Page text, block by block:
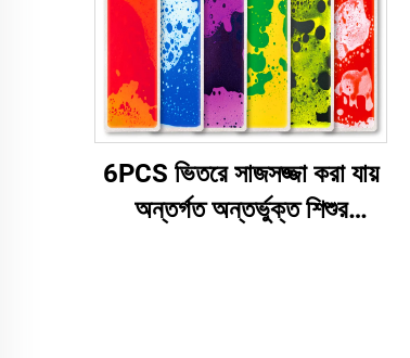
6PCS ভিতরে সাজসজ্জা করা যায়
অন্তর্গত অন্তর্ভুক্ত শিশুর